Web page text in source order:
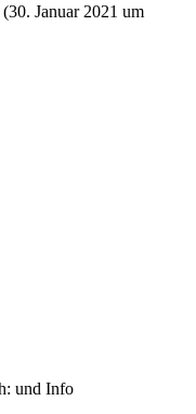
(30. Januar 2021 um
und Info